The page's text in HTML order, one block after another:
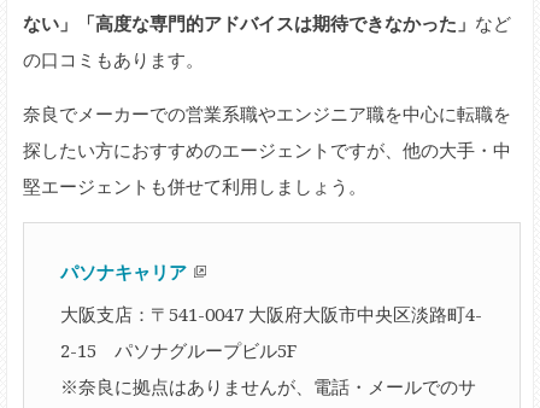
ない」「高度な専門的アドバイスは期待できなかった」 など
の口コミもあります。
奈良でメーカーでの営業系職やエンジニア職を中心に転職を
探したい方におすすめのエージェントですが、他の大手・中
堅エージェントも併せて利用しましょう。
パソナキャリア
大阪支店：〒541-0047 大阪府大阪市中央区淡路町4-
2-15 パソナグループビル5F
※奈良に拠点はありませんが、電話・メールでのサ